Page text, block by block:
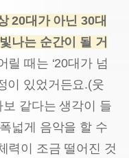
20대가 아닌 30대
나는 순간이 될 거
릴 때는 ‘20대가 넘
이 있었거든요.(웃
같다는 생각이 들
넓게 음악을 할 수
력이 조금 떨어진 것